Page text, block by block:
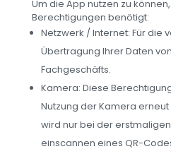
Um die App nutzen zu
Berechtigungen benötigt:
Netzwerk / Internet: Für die
Übertragung Ihrer Daten
Fachgeschäfts.
Kamera: Diese
Nutzung der Kamera
wird nur bei der
einscannen eines QR-